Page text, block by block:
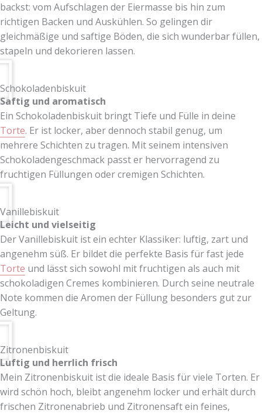
backst: vom Aufschlagen der Eiermasse bis hin zum
richtigen Backen und Auskühlen. So gelingen dir
gleichmäßige und saftige Böden, die sich wunderbar füllen,
stapeln und dekorieren lassen.
Schokoladenbiskuit
Saftig und aromatisch
Ein Schokoladenbiskuit bringt Tiefe und Fülle in deine
Torte. Er ist locker, aber dennoch stabil genug, um
mehrere Schichten zu tragen. Mit seinem intensiven
Schokoladengeschmack passt er hervorragend zu
fruchtigen Füllungen oder cremigen Schichten.
Vanillebiskuit
Leicht und vielseitig
Der Vanillebiskuit ist ein echter Klassiker: luftig, zart und
angenehm süß. Er bildet die perfekte Basis für fast jede
Torte und lässt sich sowohl mit fruchtigen als auch mit
schokoladigen Cremes kombinieren. Durch seine neutrale
Note kommen die Aromen der Füllung besonders gut zur
Geltung.
Zitronenbiskuit
Luftig und herrlich frisch
Mein Zitronenbiskuit ist die ideale Basis für viele Torten. Er
wird schön hoch, bleibt angenehm locker und erhält durch
frischen Zitronenabrieb und Zitronensaft ein feines,